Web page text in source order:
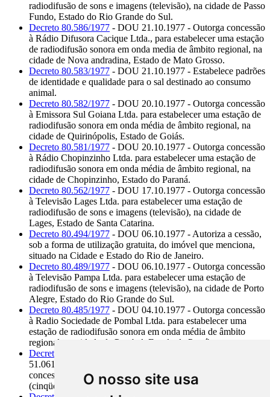
O nosso site usa
radiodifusão de sons e imagens (televisão), na cidade de Passo
Fundo, Estado do Rio Grande do Sul.
Decreto 80.586/1977 - DOU 21.10.1977 - Outorga concessão
à Rádio Difusora Cacique Ltda., para estabelecer uma estação
de radiodifusão sonora em onda media de âmbito regional, na
cidade de Nova andradina, Estado de Mato Grosso.
Decreto 80.583/1977 - DOU 21.10.1977 - Estabelece padrões
de identidade e qualidade para o sal destinado ao consumo
animal.
Decreto 80.582/1977 - DOU 20.10.1977 - Outorga concessão
à Emissora Sul Goiana Ltda. para estabelecer uma estação de
radiodifusão sonora em onda média de âmbito regional, na
cidade de Quirinópolis, Estado de Goiás.
Decreto 80.581/1977 - DOU 20.10.1977 - Outorga concessão
à Rádio Chopinzinho Ltda. para estabelecer uma estação de
radiodifusão sonora em onda média de âmbito regional, na
cidade de Chopinzinho, Estado do Paraná.
Decreto 80.562/1977 - DOU 17.10.1977 - Outorga concessão
à Televisão Lages Ltda. para estabelecer uma estação de
radiodifusão de sons e imagens (televisão), na cidade de
Lages, Estado de Santa Catarina.
Decreto 80.494/1977 - DOU 06.10.1977 - Autoriza a cessão,
sob a forma de utilização gratuita, do imóvel que menciona,
situado na Cidade e Estado do Rio de Janeiro.
Decreto 80.489/1977 - DOU 06.10.1977 - Outorga concessão
à Televisão Pampa Ltda. para estabelecer uma estação de
radiodifusão de sons e imagens (televisão), na cidade de Porto
Alegre, Estado do Rio Grande do Sul.
Decreto 80.485/1977 - DOU 04.10.1977 - Outorga concessão
à Radio Sociedade de Pombal Ltda. para estabelecer uma
estação de radiodifusão sonora em onda média de âmbito
regional, na cidade de Pombal, Estado da Paraíba.
Decreto 80.437/1977
51.061/1961 e o Decreto 55.249/1964, que tratam da
concessão de medalha de ouro ao funcionário com 50
(cinqüenta) anos de serviço público e sem falta grave.